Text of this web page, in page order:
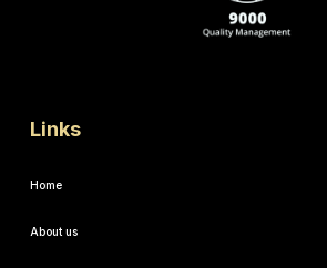
Links
Home
About us